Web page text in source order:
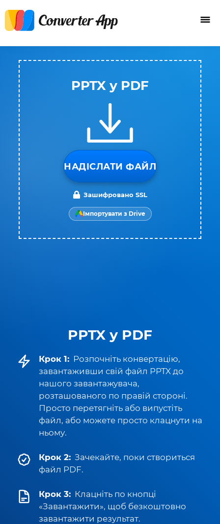
PPTX у PDF
Крок 1: Розпочніть конвертацію,
завантаживши свій файл PPTX до
нашого завантажувача,
розташованого по правій стороні.
Просто перетягніть або випустіть
файл, або можете просто клацнути на
ньому.
Крок 2: Зачекайте, поки створиться
файл PDF.
Крок 3: Клацніть по кнопці
«Завантажити», щоб безкоштовно
завантажити результат.
PPTX у PDF
НАДІСЛАТИ ФАЙЛ
Зашифровано SSL
Імпортувати з Drive